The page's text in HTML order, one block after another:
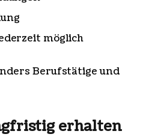
möglich
Berufstätige und
erhalten